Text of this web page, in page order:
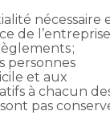
nécessaire
de
;
personnes
et aux
à chacun
pas